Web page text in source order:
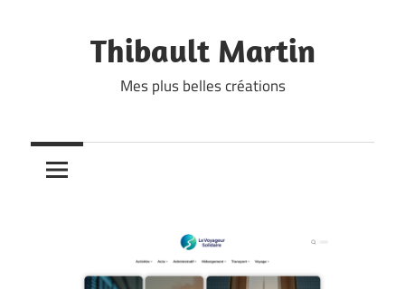
Thibault Martin
Mes plus belles créations